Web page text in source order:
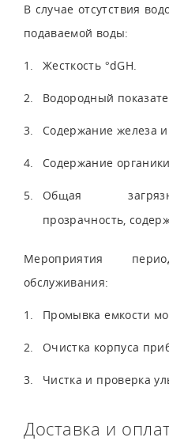
В случае отсутствия
подаваемой воды:
Жесткость °dGH.
Водородный
Содержание железа
Содержание
Общая
прозрачность,
Мероприятия
обслуживания:
Промывка емкости
Очистка корпуса
Чистка и проверка
Доставка и